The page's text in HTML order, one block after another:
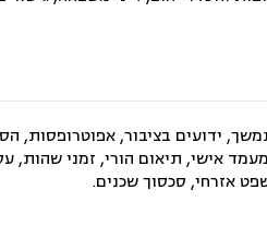
ידועים בציבור, אפוטרופסות,
אישי, תיאום הורי, זמני שהות,
אזרחי, סכסוך שכנים.